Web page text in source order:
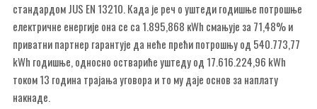
стандардом JUS EN 13210. Када је реч о уштеди годишње потрошње
електричне енергије она се са 1.895,868 кWh смањује за 71,48% и
приватни партнер гарантује да неће прећи потрошњу од 540.773,77
kWh годишње, односно оствариће уштеду од 17.616.224,96 kWh
током 13 година трајања уговора и то му даје основ за наплату
накнаде.